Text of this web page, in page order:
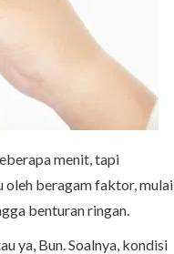
menit, tapi
oleh beragam faktor, mulai
benturan ringan.
ya, Bun. Soalnya, kondisi